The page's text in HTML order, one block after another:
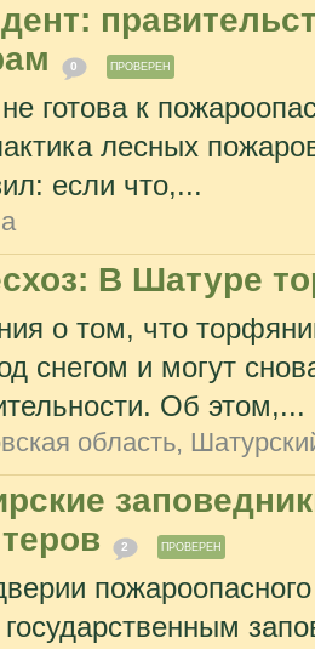
0 ПРОВЕРЕН
готова к
лесных
если что,...
В Шатуре
о том, что
снегом и могут
Об этом,...
область,
2 ПРОВЕРЕН